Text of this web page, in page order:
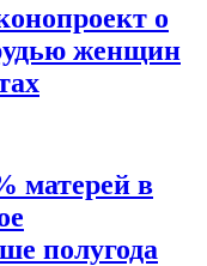
о
женщин
матерей в
полугода